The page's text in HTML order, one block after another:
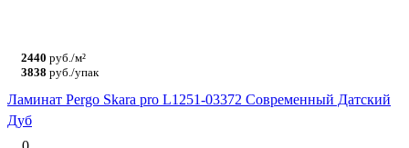
2440 руб./м²
3838 руб./упак
Ламинат Pergo Skara pro L1251-03372 Современный Датский
Дуб